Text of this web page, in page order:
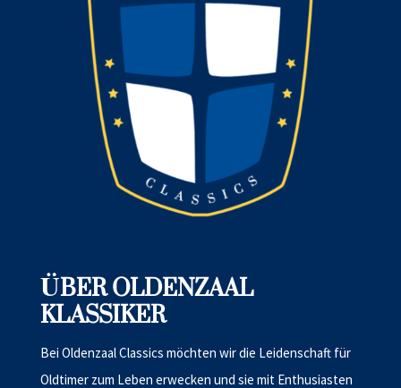
ÜBER OLDENZAAL
KLASSIKER
Bei Oldenzaal Classics möchten wir die Leidenschaft für
Oldtimer zum Leben erwecken und sie mit Enthusiasten